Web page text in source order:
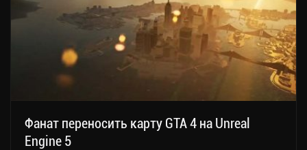
Фанат переносить карту GTA 4 на Unreal
Engine 5